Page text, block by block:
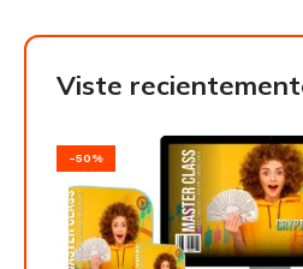
Viste
-50%